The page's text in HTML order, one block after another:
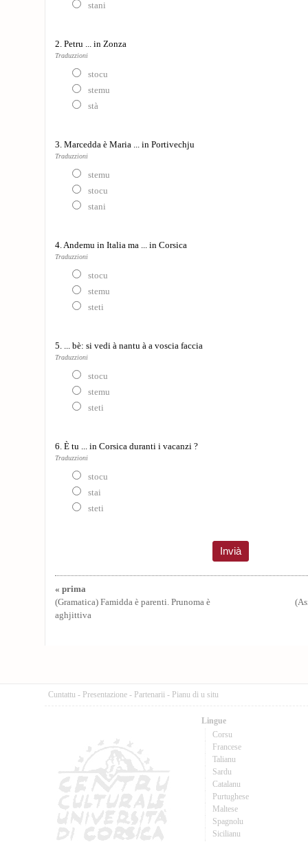
stani
2. Petru ... in Zonza
Traduzzioni
stocu
stemu
stà
3. Marcedda è Maria ... in Portivechju
Traduzzioni
stemu
stocu
stani
4. Andemu in Italia ma ... in Corsica
Traduzzioni
stocu
stemu
steti
5. ... bè: si vedi à nantu à a voscia faccia
Traduzzioni
stocu
stemu
steti
6. È tu ... in Corsica duranti i vacanzi ?
Traduzzioni
stocu
stai
steti
« prima
(Gramatica) Famidda è parenti. Prunoma è
aghjittiva
Cuntattu - Presentazione - Partenarii - Pianu di u situ
Lingue
Corsu
Francese
Talianu
Sardu
Catalanu
Purtughese
Maltese
Spagnolu
Sicilianu